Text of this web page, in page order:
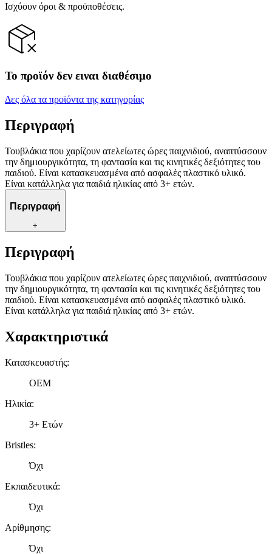
Ισχύουν όροι & προϋποθέσεις.
Το προϊόν δεν ειναι διαθέσιμο
Δες όλα τα προϊόντα της κατηγορίας
Περιγραφή
Τουβλάκια που χαρίζουν ατελείωτες ώρες παιχνιδιού, αναπτύσσουν
την δημιουργικότητα, τη φαντασία και τις κινητικές δεξιότητες του
παιδιού. Είναι κατασκευασμένα από ασφαλές πλαστικό υλικό.
Είναι κατάλληλα για παιδιά ηλικίας από 3+ ετών.
Περιγραφή
+
Περιγραφή
Τουβλάκια που χαρίζουν ατελείωτες ώρες παιχνιδιού, αναπτύσσουν
την δημιουργικότητα, τη φαντασία και τις κινητικές δεξιότητες του
παιδιού. Είναι κατασκευασμένα από ασφαλές πλαστικό υλικό.
Είναι κατάλληλα για παιδιά ηλικίας από 3+ ετών.
Χαρακτηριστικά
Κατασκευαστής:
OEM
Ηλικία:
3+ Ετών
Bristles:
Όχι
Εκπαιδευτικά:
Όχι
Αρίθμησης:
Όχι